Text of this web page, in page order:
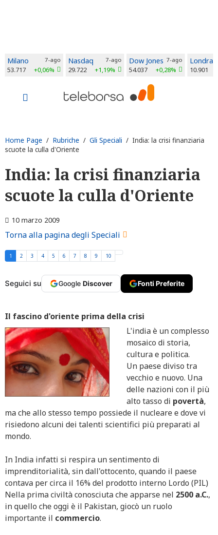
Milano 7-ago
53.717 +0,06%
Nasdaq 7-ago
29.722 +1,19%
Dow Jones 7-ago
54.037 +0,28%
Londra
10.901
Home Page / Rubriche / Gli Speciali / India: la crisi finanziaria
scuote la culla d'Oriente
India: la crisi finanziaria
scuote la culla d'Oriente
10 marzo 2009
Torna alla pagina degli Speciali
1 2 3 4 5 6 7 8 9 10
Seguici su Google Discover Fonti Preferite
Il fascino d'oriente prima della crisi
L'india è un complesso
mosaico di storia,
cultura e politica.
Un paese diviso tra
vecchio e nuovo. Una
delle nazioni con il più
alto tasso di povertà,
ma che allo stesso tempo possiede il nucleare e dove vi
risiedono alcuni dei talenti scientifici più preparati al
mondo.
In India infatti si respira un sentimento di
imprenditorialità, sin dall'ottocento, quando il paese
contava per circa il 16% del prodotto interno Lordo (PIL)
Nella prima civiltà conosciuta che apparse nel 2500 a.C.,
in quello che oggi è il Pakistan, giocò un ruolo
importante il commercio.